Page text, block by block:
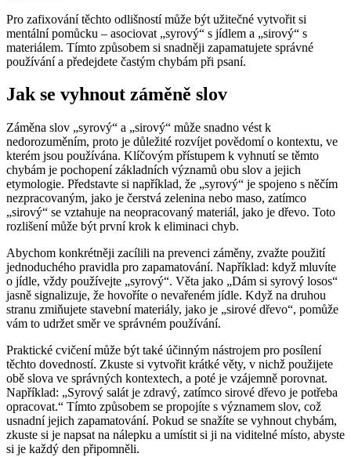
Pro zafixování těchto odlišností může být užitečné vytvořit si
mentální pomůcku – asociovat „syrový“ s jídlem a „sirový“ s
materiálem. Tímto způsobem si snadněji zapamatujete správné
používání a předejdete častým chybám při psaní.
Jak se vyhnout záměně slov
Záměna slov „syrový“ a „sirový“ může snadno vést k
nedorozuměním, proto je důležité rozvíjet povědomí o kontextu, ve
kterém jsou používána. Klíčovým přístupem k vyhnutí se těmto
chybám je pochopení základních významů obu slov a jejich
etymologie. Představte si například, že „syrový“ je spojeno s něčím
nezpracovaným, jako je čerstvá zelenina nebo maso, zatímco
„sirový“ se vztahuje na neopracovaný materiál, jako je dřevo. Toto
rozlišení může být první krok k eliminaci chyb.
Abychom konkrétněji zacílili na prevenci záměny, zvažte použití
jednoduchého pravidla pro zapamatování. Například: když mluvíte
o jídle, vždy používejte „syrový“. Věta jako „Dám si syrový losos“
jasně signalizuje, že hovoříte o nevařeném jídle. Když na druhou
stranu zmiňujete stavební materiály, jako je „sirové dřevo“, pomůže
vám to udržet směr ve správném používání.
Praktické cvičení může být také účinným nástrojem pro posílení
těchto dovedností. Zkuste si vytvořit krátké věty, v nichž použijete
obě slova ve správných kontextech, a poté je vzájemně porovnat.
Například: „Syrový salát je zdravý, zatímco sirové dřevo je potřeba
opracovat.“ Tímto způsobem se propojíte s významem slov, což
usnadní jejich zapamatování. Pokud se snažíte se vyhnout chybám,
zkuste si je napsat na nálepku a umístit si ji na viditelné místo, abyste
si je každý den připomněli.